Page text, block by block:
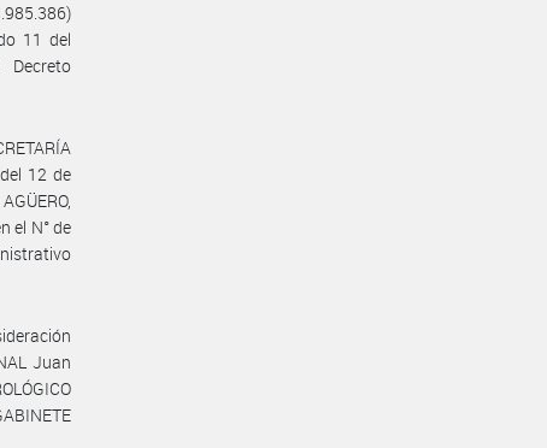
11 del
Decreto
12 de
el N° de
Juan